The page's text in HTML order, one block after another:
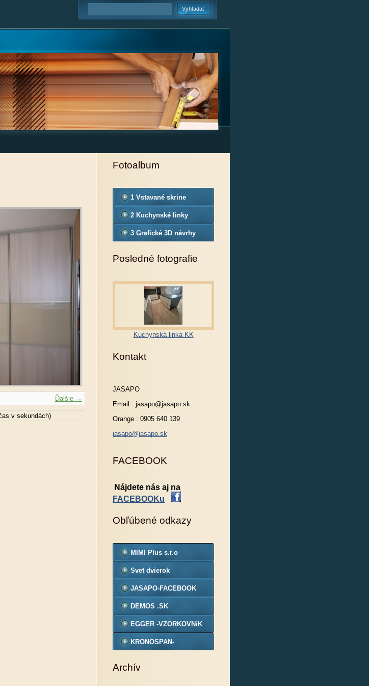
Ďalšie →
v sekundách)
Fotoalbum
1 Vstavané skrine
2 Kuchynské linky
3 Grafické 3D návrhy
Posledné fotografie
Kuchynská linka KK
Kontakt
JASAPO
Email : jasapo@jasapo.sk
Orange : 0905 640 139
jasapo@jasapo.sk
FACEBOOK
Nájdete nás aj na
FACEBOOKu
Obľúbené odkazy
MIMI Plus s.r.o
Svet dvierok
JASAPO-FACEBOOK
DEMOS .SK
EGGER -VZORKOVNíK
KRONOSPAN-
Archív